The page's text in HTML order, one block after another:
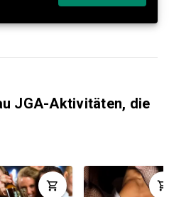
JGA-Aktivitäten, die